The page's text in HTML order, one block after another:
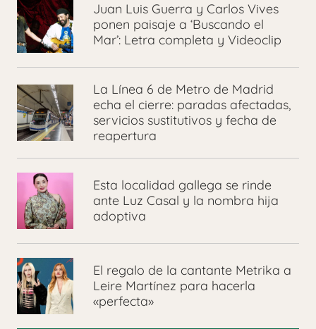
Juan Luis Guerra y Carlos Vives
ponen paisaje a ‘Buscando el
Mar’: Letra completa y Videoclip
La Línea 6 de Metro de Madrid
echa el cierre: paradas afectadas,
servicios sustitutivos y fecha de
reapertura
Esta localidad gallega se rinde
ante Luz Casal y la nombra hija
adoptiva
El regalo de la cantante Metrika a
Leire Martínez para hacerla
«perfecta»